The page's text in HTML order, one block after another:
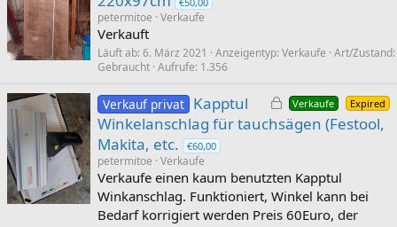
r
petermitoe Verkaufe
Verkauft
Läuft ab 6. März 2021 Anzeigentyp Verkaufe Art/Zustand
Gebraucht Aufrufe 1.356
G
e
e
r
r
Verkaufe Expired
Verkauf privat Kapptul
Winkelanschlag für tauchsägen (Festool,
Makita, etc.
€60,00
petermitoe Verkaufe
Verkaufe einen kaum benutzten Kapptul
Winkanschlag. Funktioniert, Winkel kann bei
Bedarf korrigiert werden Preis 60Euro, der